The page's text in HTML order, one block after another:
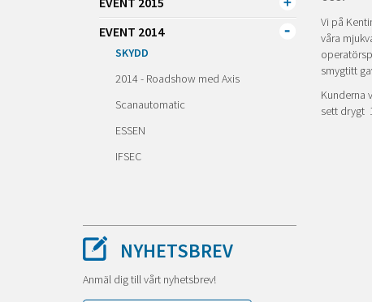
EVENT 2014
SKYDD
2014 - Roadshow med Axis
Scanautomatic
ESSEN
IFSEC
NYHETSBREV
Anmäl dig till vårt nyhetsbrev!
Vi på
våra
smygtitt
Kunderna
sett drygt